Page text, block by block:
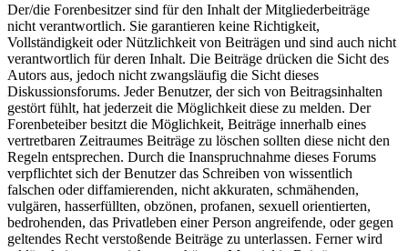
Der/die Forenbesitzer sind für den Inhalt der Mitgliederbeiträge
nicht verantwortlich. Sie garantieren keine Richtigkeit,
Vollständigkeit oder Nützlichkeit von Beiträgen und sind auch nicht
verantwortlich für deren Inhalt. Die Beiträge drücken die Sicht des
Autors aus, jedoch nicht zwangsläufig die Sicht dieses
Diskussionsforums. Jeder Benutzer, der sich von Beitragsinhalten
gestört fühlt, hat jederzeit die Möglichkeit diese zu melden. Der
Forenbeteiber besitzt die Möglichkeit, Beiträge innerhalb eines
vertretbaren Zeitraumes Beiträge zu löschen sollten diese nicht den
Regeln entsprechen. Durch die Inanspruchnahme dieses Forums
verpflichtet sich der Benutzer das Schreiben von wissentlich
falschen oder diffamierenden, nicht akkuraten, schmähenden,
vulgären, hasserfüllten, obzönen, profanen, sexuell orientierten,
bedrohenden, das Privatleben einer Person angreifende, oder gegen
geltendes Recht verstoßende Beiträge zu unterlassen. Ferner wird